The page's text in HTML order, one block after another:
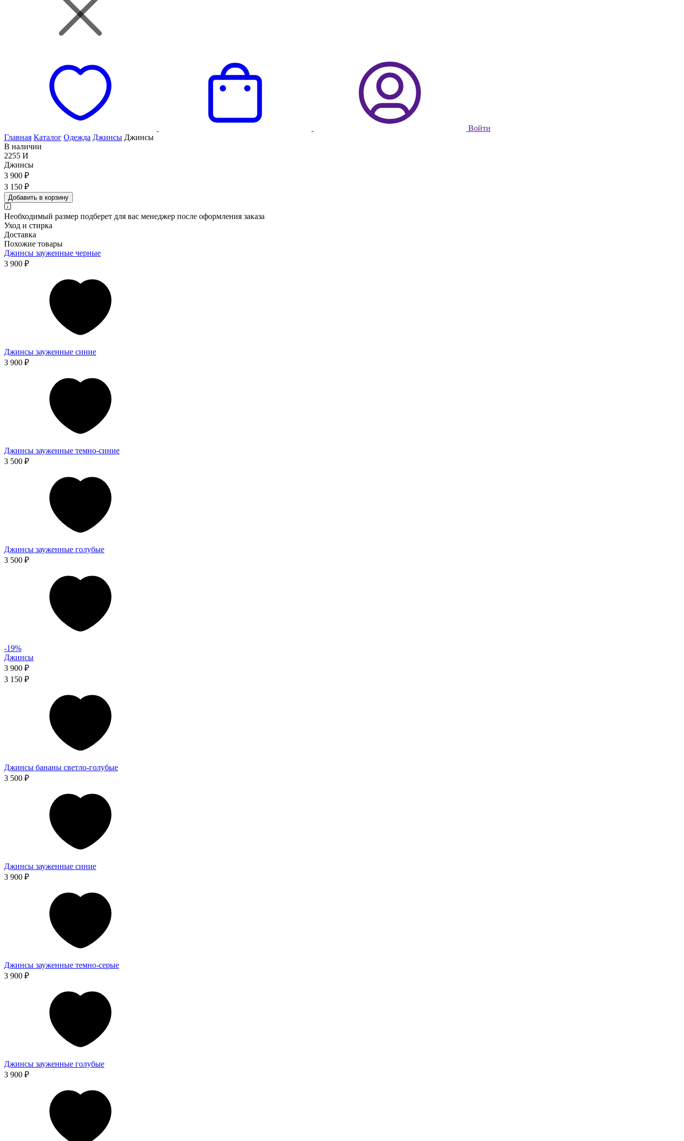
Войти
Главная Каталог Одежда Джинсы Джинсы
В наличии
2255 И
Джинсы
3 900 ₽
3 150 ₽
Добавить в корзину
Необходимый размер подберет для вас менеджер после оформления заказа
Уход и стирка
Доставка
Похожие товары
Джинсы зауженные черные
3 900 ₽
Джинсы зауженные синие
3 900 ₽
Джинсы зауженные темно-синие
3 500 ₽
Джинсы зауженные голубые
3 500 ₽
-19%
Джинсы
3 900 ₽
3 150 ₽
Джинсы бананы светло-голубые
3 500 ₽
Джинсы зауженные синие
3 900 ₽
Джинсы зауженные темно-серые
3 900 ₽
Джинсы зауженные голубые
3 900 ₽